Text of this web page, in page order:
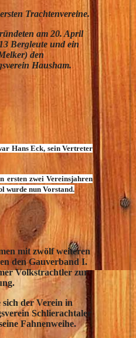
Trachtenvereine.
am 20. April
Bergleute und ein
den
Hausham.
Hans Eck, sein Vertreter
zwei Vereinsjahren
wurde nun Vorstand.
mit zwölf weiteren
den Gauverband I.
Volkstrachtler zur
der Verein in
Schlierachtaler
Fahnenweihe.